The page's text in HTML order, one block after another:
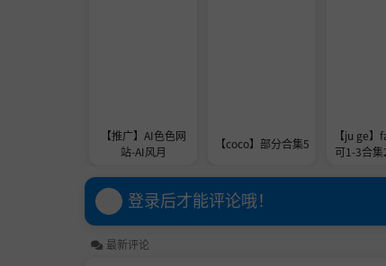
【推广】AI色色网
站-AI风月
【coco】部分合集5
【ju ge
可1-3合
登录后才能评论哦！
最新评论